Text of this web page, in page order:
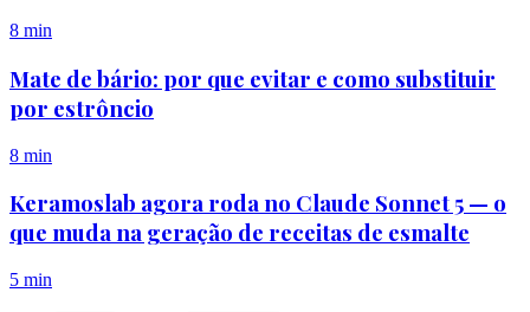
8 min
Mate de bário: por que evitar e como substituir
por estrôncio
8 min
Keramoslab agora roda no Claude Sonnet 5 — o
que muda na geração de receitas de esmalte
5 min